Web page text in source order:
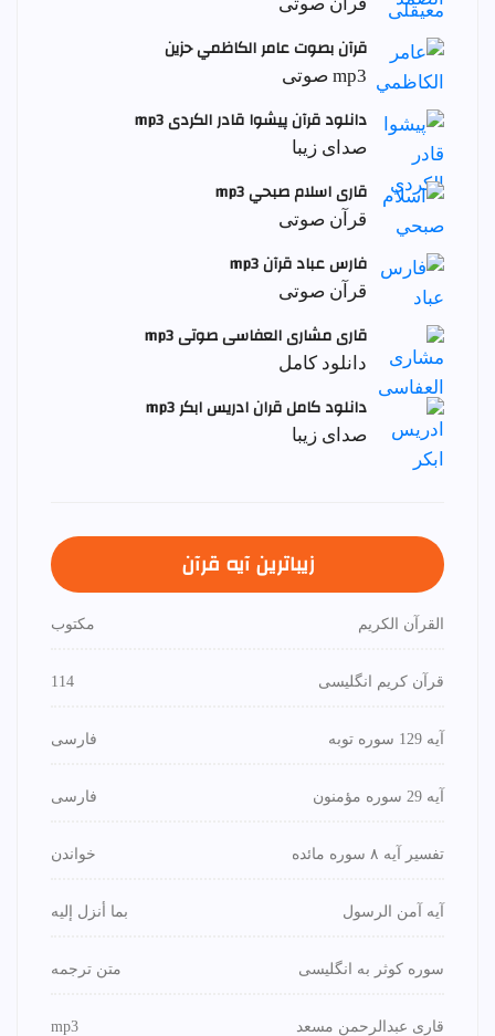
قرآن بصوت عامر الكاظمي حزين
mp3 صوتی
دانلود قرآن پیشوا قادر الکردی mp3
صدای زیبا
قاری اسلام صبحي mp3
قرآن صوتی
فارس عباد قرآن mp3
قرآن صوتی
قاری مشاری العفاسی صوتی mp3
دانلود کامل
دانلود کامل قران ادریس ابکر mp3
صدای زیبا
زیباترین آیه قرآن
القرآن الكريم مكتوب
قرآن کریم انگلیسی 114
آیه 129 سوره توبه فارسی
آیه 29 سوره مؤمنون فارسی
تفسیر آیه ۸ سوره مائده خواندن
آیه آمن الرسول بما أنزل إليه
سوره کوثر به انگلیسی متن ترجمه
قاری عبدالرحمن مسعد mp3